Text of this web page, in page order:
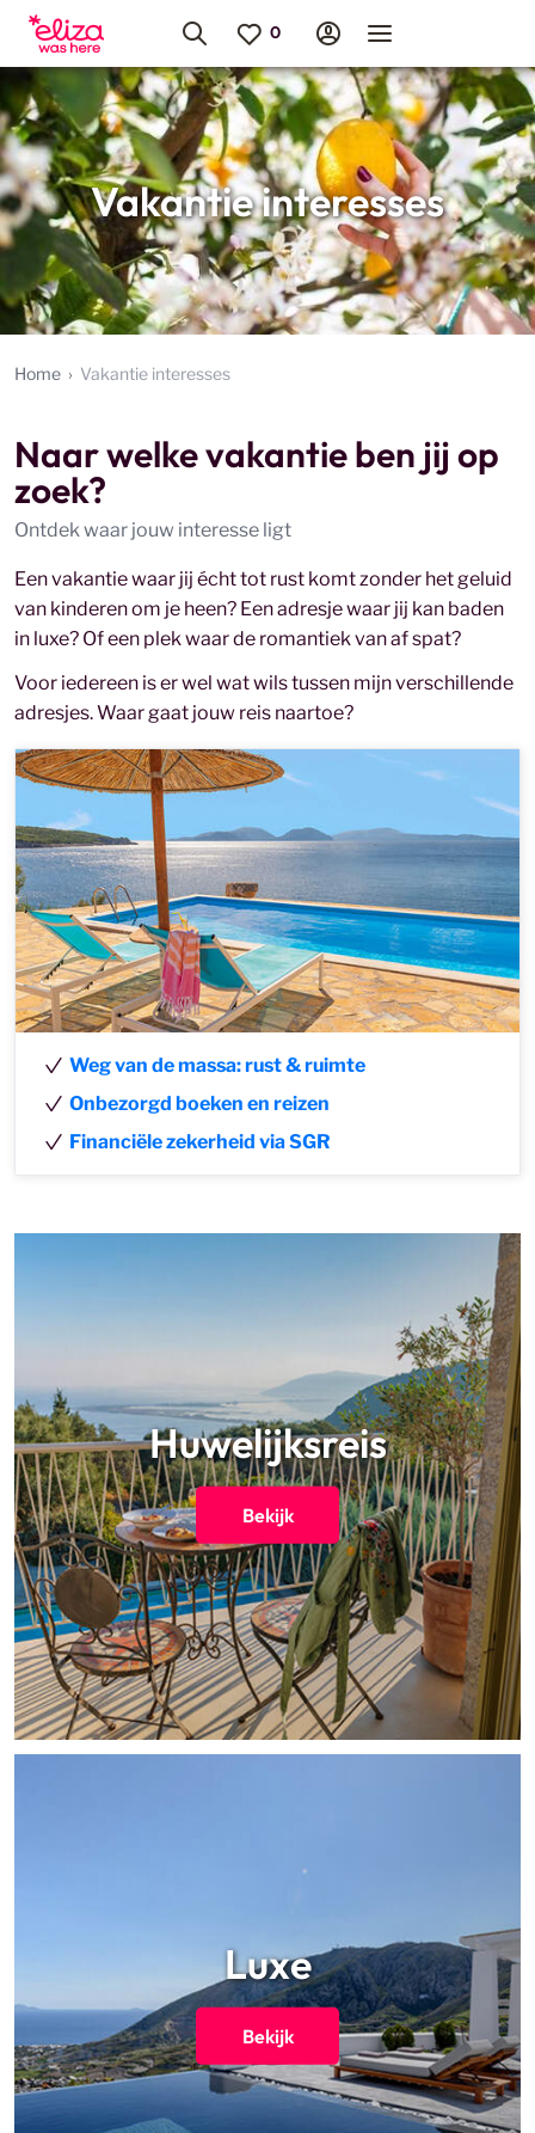
Vakantie interesses
Home Vakantie interesses
Naar welke vakantie ben jij op
zoek?
Ontdek waar jouw interesse ligt
Een vakantie waar jij écht tot rust komt zonder het geluid
van kinderen om je heen? Een adresje waar jij kan baden
in luxe? Of een plek waar de romantiek van af spat?
Voor iedereen is er wel wat wils tussen mijn verschillende
adresjes. Waar gaat jouw reis naartoe?
Weg van de massa: rust & ruimte
Onbezorgd boeken en reizen
Financiële zekerheid via SGR
Huwelijksreis
Bekijk
Luxe
Bekijk